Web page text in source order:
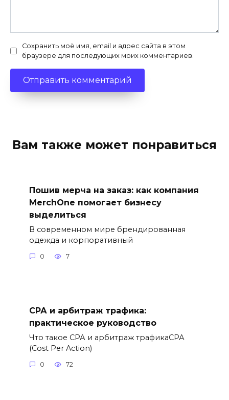
Сохранить моё имя, email и адрес сайта в этом
браузере для последующих моих комментариев.
Вам также может понравиться
Пошив мерча на заказ: как компания
MerchOne помогает бизнесу
выделиться
В современном мире брендированная
одежда и корпоративный
0 7
СРА и арбитраж трафика:
практическое руководство
Что такое СРА и арбитраж трафикаСРА
(Cost Per Action)
0 72